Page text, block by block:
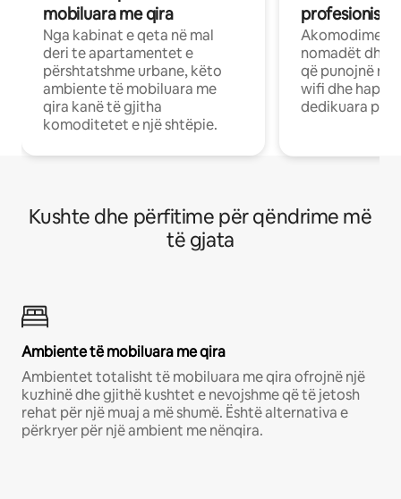
mobiluara me qira
Nga kabinat e qeta në mal
deri te apartamentet e
përshtatshme urbane, këto
ambiente të mobiluara me
qira kanë të gjitha
komoditetet e një shtëpie.
Akomodime
nomadët dhe
që punojnë në
wifi dhe
dedikuara
Kushte dhe përfitime për qëndrime më
të gjata
Ambiente të mobiluara me qira
Ambientet totalisht të mobiluara me qira ofrojnë një
kuzhinë dhe gjithë kushtet e nevojshme që të jetosh
rehat për një muaj a më shumë. Është alternativa e
përkryer për një ambient me nënqira.